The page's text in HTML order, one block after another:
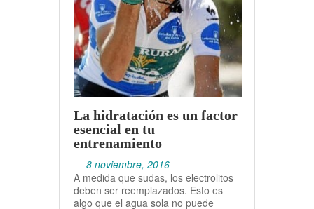
La hidratación es un factor
esencial en tu
entrenamiento
— 8 noviembre, 2016
A medida que sudas, los electrolitos
deben ser reemplazados. Esto es
algo que el agua sola no puede